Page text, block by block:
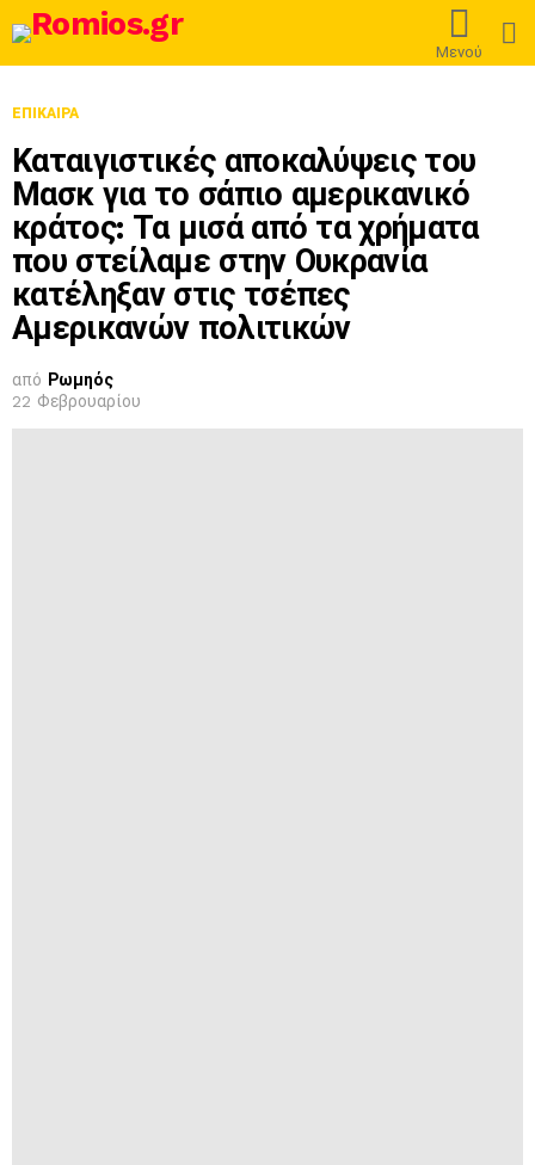
Μενού
ΕΠΊΚΑΙΡΑ
Καταιγιστικές αποκαλύψεις του
Μασκ για το σάπιο αμερικανικό
κράτος: Τα μισά από τα χρήματα
που στείλαμε στην Ουκρανία
κατέληξαν στις τσέπες
Αμερικανών πολιτικών
από Ρωμηός
22 Φεβρουαρίου